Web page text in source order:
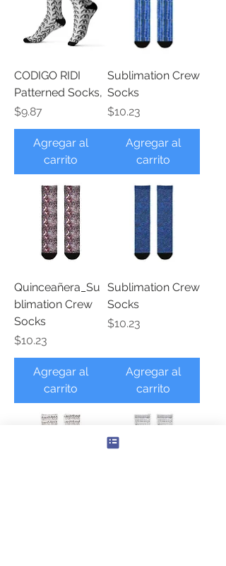
CODIGO RIDI
Patterned Socks,
Precio
$9.87
Agregar al
carrito
Sublimation Crew
Socks
Precio
$10.23
Agregar al
carrito
Quinceañera_Su
blimation Crew
Socks
Precio
$10.23
Agregar al
carrito
Sublimation Crew
Socks
Precio
$10.23
Agregar al
carrito